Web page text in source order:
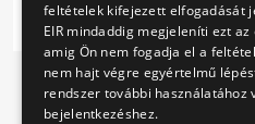
feltételek kifejezett elfogadását
EIR mindaddig megjeleníti ezt
amig Ön nem fogadja el a
nem hajt végre egyértelmű
rendszer további használatához
bejelentkezéshez.